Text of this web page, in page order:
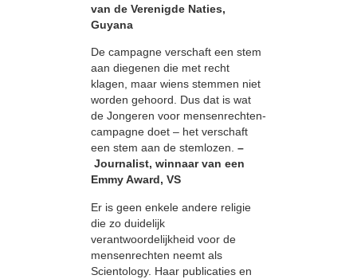
van de Verenigde Naties,
Guyana
De campagne verschaft een stem
aan diegenen die met recht
klagen, maar wiens stemmen niet
worden gehoord. Dus dat is wat
de Jongeren voor mensenrechten-
campagne doet – het verschaft
een stem aan de stemlozen. –
Journalist, winnaar van een
Emmy Award, VS
Er is geen enkele andere religie
die zo duidelijk
verantwoordelijkheid voor de
mensenrechten neemt als
Scientology. Haar publicaties en